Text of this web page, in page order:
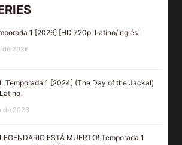
1 [2026] [HD 720p, Latino/Inglés]
de 2026
Temporada 1 [2024] (The Day of the Jackal)
de 2026
ESTÁ MUERTO! Temporada 1